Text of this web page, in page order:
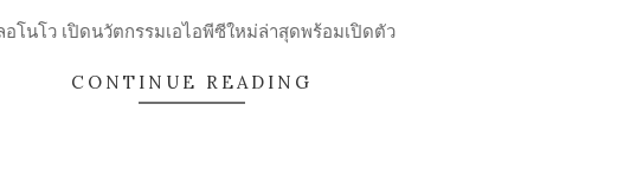
อโนโว เปิดนวัตกรรมเอไอพีซีใหม่ล่าสุดพร้อมเปิดตัว
CONTINUE READING